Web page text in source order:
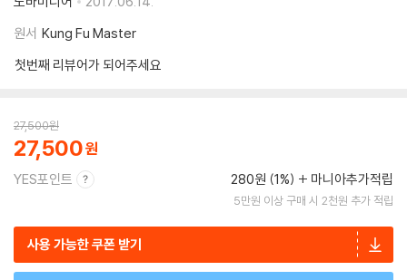
원서 Kung Fu Master
첫번째 리뷰어가 되어주세요
27,500원
27,500
YES포인트 280원 (1%) 마니아추가적립
5만원 이상 구매 시 2천원 추가 적립
사용 가능한 쿠폰 받기